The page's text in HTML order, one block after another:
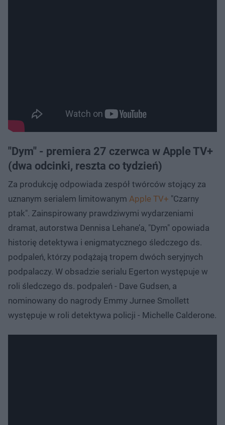
"Dym" - premiera 27 czerwca w Apple TV+
(dwa odcinki, reszta co tydzień)
Za produkcję odpowiada zespół twórców stojący za
uznanym serialem limitowanym Apple TV+ "Czarny
ptak". Zainspirowany prawdziwymi wydarzeniami
dramat, autorstwa Dennisa Lehane’a, "Dym" opowiada
historię detektywa i enigmatycznego śledczego ds.
podpaleń, którzy podążają tropem dwóch seryjnych
podpalaczy. W obsadzie serialu Egerton występuje w
roli śledczego ds. podpaleń - Dave Gudsen, a
nominowany do nagrody Emmy Jurnee Smollett
występuje w roli detektywa policji - Michelle Calderone.